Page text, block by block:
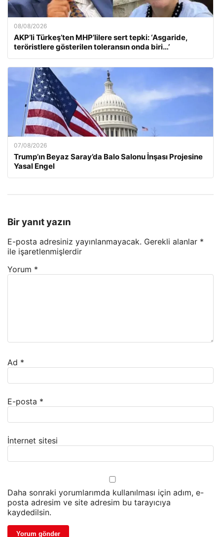
08/08/2026
AKP’li Türkeş’ten MHP’lilere sert tepki: ‘Asgaride,
teröristlere gösterilen toleransın onda biri…’
07/08/2026
Trump’ın Beyaz Saray’da Balo Salonu İnşası Projesine
Yasal Engel
Bir yanıt yazın
E-posta adresiniz yayınlanmayacak. Gerekli alanlar *
ile işaretlenmişlerdir
Yorum *
Ad *
E-posta *
İnternet sitesi
Daha sonraki yorumlarımda kullanılması için adım, e-
posta adresim ve site adresim bu tarayıcıya
kaydedilsin.